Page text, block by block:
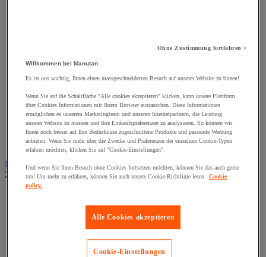
Spitzen, Nägel und Heftklammern
Stifte und Dübel
Türbänder und-Türangeln
Unterlegscheiben
Verbindungsstück, Einlage, Feder und Gewindeeinsatz
Vibrationsschutz
Zubehör für Türen, Fenster und Tore
Beleuchtung
Zur gesamten Produktgruppe
Innen- und Außenbeleuchtung
Ohne Zustimmung fortfahren >
Willkommen bei Manutan
Es ist uns wichtig, Ihnen einen massgeschneiderten Besuch auf unserer Website zu bieten!
Wenn Sie auf die Schaltfläche "Alle cookies akzeptieren" klicken, kann unsere Plattform
über Cookies Informationen mit Ihrem Browser austauschen. Diese Informationen
ermöglichen es unserem Marketingteam und unseren Internetpartnern, die Leistung
unserer Website zu messen und Ihre Einkaufspräferenzen zu analysieren. So können wir
Ihnen noch besser auf Ihre Bedürfnisse zugeschnittene Produkte und passende Werbung
anbieten. Wenn Sie mehr über die Zwecke und Präferenzen der einzelnen Cookie-Typen
erfahren möchten, klicken Sie auf "Cookie-Einstellungen".
Und wenn Sie Ihren Besuch ohne Cookies fortsetzen möchten, können Sie das auch gerne
tun! Um mehr zu erfahren, können Sie auch unsere Cookie-Richtlinie lesen.
Cookie
policy.
Alle Cookies akzeptieren
Cookie-Einstellungen